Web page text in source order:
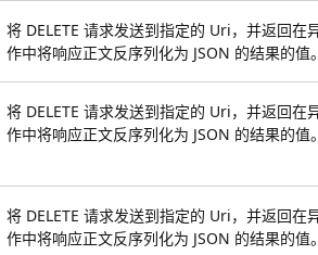
将 DELETE 请求发送到指定的 Uri，并返回在
作中将响应正文反序列化为 JSON 的结果的值。
将 DELETE 请求发送到指定的 Uri，并返回在
作中将响应正文反序列化为 JSON 的结果的值。
将 DELETE 请求发送到指定的 Uri，并返回在
作中将响应正文反序列化为 JSON 的结果的值。